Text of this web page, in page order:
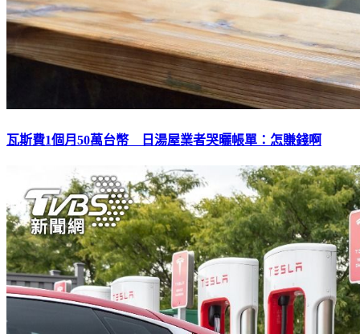
瓦斯費1個月50萬台幣 日湯屋業者哭曬帳單：怎賺錢啊